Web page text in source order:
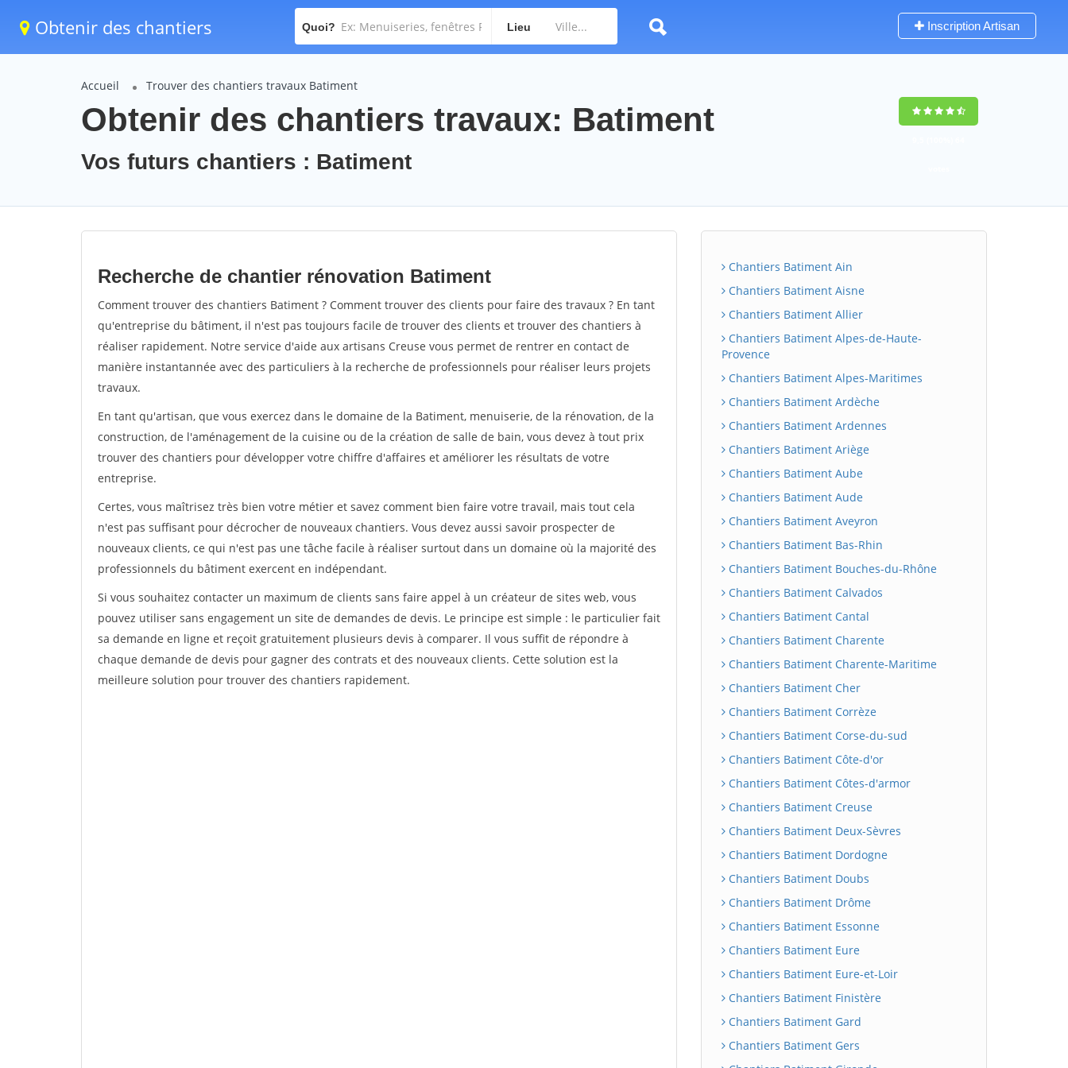
Obtenir des chantiers Quoi? Lieu Inscription Artisan
Accueil Trouver des chantiers travaux Batiment
Obtenir des chantiers travaux: Batiment
Vos futurs chantiers : Batiment
Recherche de chantier rénovation Batiment
Comment trouver des chantiers Batiment ? Comment trouver des clients pour faire des travaux ? En tant
qu'entreprise du bâtiment, il n'est pas toujours facile de trouver des clients et trouver des chantiers à
réaliser rapidement. Notre service d'aide aux artisans Creuse vous permet de rentrer en contact de
manière instantannée avec des particuliers à la recherche de professionnels pour réaliser leurs projets
travaux.
En tant qu'artisan, que vous exercez dans le domaine de la Batiment, menuiserie, de la rénovation, de la
construction, de l'aménagement de la cuisine ou de la création de salle de bain, vous devez à tout prix
trouver des chantiers pour développer votre chiffre d'affaires et améliorer les résultats de votre
entreprise.
Certes, vous maîtrisez très bien votre métier et savez comment bien faire votre travail, mais tout cela
n'est pas suffisant pour décrocher de nouveaux chantiers. Vous devez aussi savoir prospecter de
nouveaux clients, ce qui n'est pas une tâche facile à réaliser surtout dans un domaine où la majorité des
professionnels du bâtiment exercent en indépendant.
Si vous souhaitez contacter un maximum de clients sans faire appel à un créateur de sites web, vous
pouvez utiliser sans engagement un site de demandes de devis. Le principe est simple : le particulier fait
sa demande en ligne et reçoit gratuitement plusieurs devis à comparer. Il vous suffit de répondre à
chaque demande de devis pour gagner des contrats et des nouveaux clients. Cette solution est la
meilleure solution pour trouver des chantiers rapidement.
Chantiers Batiment Ain
Chantiers Batiment Aisne
Chantiers Batiment Allier
Chantiers Batiment Alpes-de-Haute-
Provence
Chantiers Batiment Alpes-Maritimes
Chantiers Batiment Ardèche
Chantiers Batiment Ardennes
Chantiers Batiment Ariège
Chantiers Batiment Aube
Chantiers Batiment Aude
Chantiers Batiment Aveyron
Chantiers Batiment Bas-Rhin
Chantiers Batiment Bouches-du-Rhône
Chantiers Batiment Calvados
Chantiers Batiment Cantal
Chantiers Batiment Charente
Chantiers Batiment Charente-Maritime
Chantiers Batiment Cher
Chantiers Batiment Corrèze
Chantiers Batiment Corse-du-sud
Chantiers Batiment Côte-d'or
Chantiers Batiment Côtes-d'armor
Chantiers Batiment Creuse
Chantiers Batiment Deux-Sèvres
Chantiers Batiment Dordogne
Chantiers Batiment Doubs
Chantiers Batiment Drôme
Chantiers Batiment Essonne
Chantiers Batiment Eure
Chantiers Batiment Eure-et-Loir
Chantiers Batiment Finistère
Chantiers Batiment Gard
Chantiers Batiment Gers